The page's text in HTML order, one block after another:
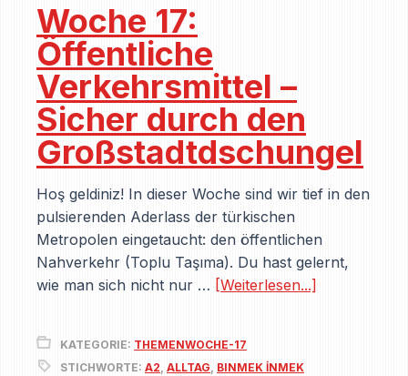
Woche 17:
Öffentliche
Verkehrsmittel –
Sicher durch den
Großstadtdschungel
Hoş geldiniz! In dieser Woche sind wir tief in den
pulsierenden Aderlass der türkischen
Metropolen eingetaucht: den öffentlichen
Nahverkehr (Toplu Taşıma). Du hast gelernt,
wie man sich nicht nur … [Weiterlesen...]
KATEGORIE: THEMENWOCHE-17
STICHWORTE: A2, ALLTAG, BINMEK İNMEK